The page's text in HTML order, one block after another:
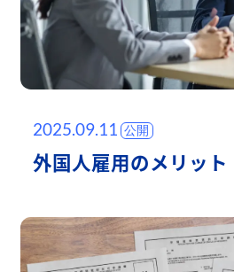
2025.09.11
外国人雇用のメリット